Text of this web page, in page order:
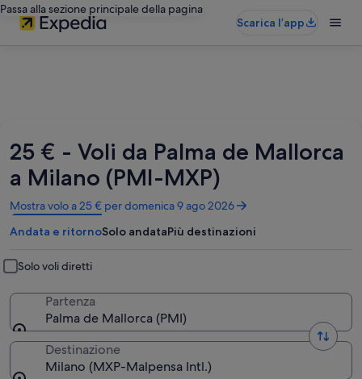
Passa alla sezione principale della pagina
Scarica l’app
25 € - Voli da Palma de Mallorca
a Milano (PMI-MXP)
Mostra volo a 25 € per domenica 9 ago 2026
Apertura
in
un’altra
Andata e ritornoSolo andataPiù destinazioni
Solo voli diretti
Partenza
Palma de Mallorca (PMI)
Destinazione
Milano (MXP-Malpensa Intl.)